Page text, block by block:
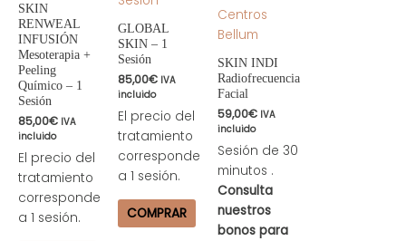
SKIN
RENWEAL
INFUSIÓN
Mesoterapia +
Peeling
Químico – 1
Sesión
85,00€ IVA
incluido
El precio del
tratamiento
corresponde
a 1 sesión.
GLOBAL
SKIN – 1
Sesión
85,00€ IVA
incluido
El precio del
tratamiento
corresponde
a 1 sesión.
COMPRAR
SKIN INDI
Radiofrecuencia
Facial
59,00€ IVA
incluido
Sesión de 30
minutos .
Consulta
nuestros
bonos para